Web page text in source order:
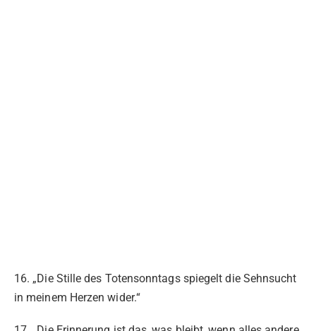
16. „Die Stille des Totensonntags spiegelt die Sehnsucht
in meinem Herzen wider.“